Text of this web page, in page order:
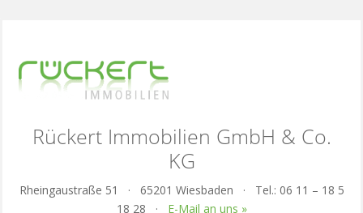
Rückert Immobilien GmbH & Co.
KG
Rheingaustraße 51 · 65201 Wiesbaden · Tel.: 06 11 – 18 5
18 28 · E-Mail an uns »